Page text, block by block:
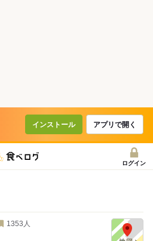
インストール アプリで開く
ログイン
1353 人